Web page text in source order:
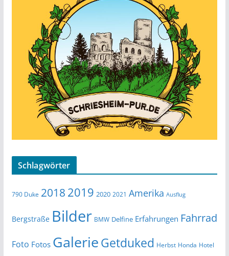
Schlagwörter
790 Duke 2018 2019 2020 2021 Amerika Ausflug
Bergstraße Bilder BMW Delfine Erfahrungen Fahrrad
Foto Fotos GalerieGetduked Herbst Honda Hotel